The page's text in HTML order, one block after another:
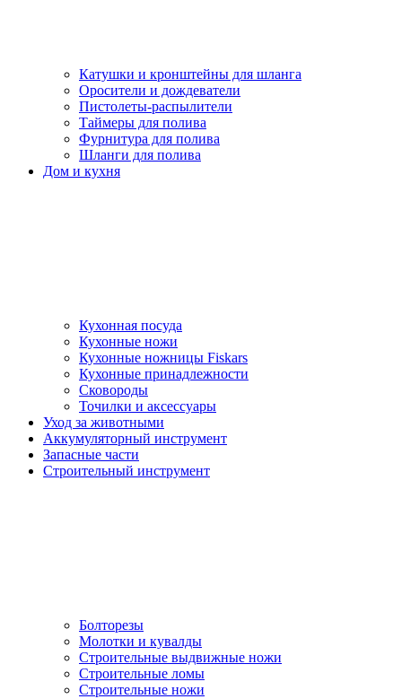
Катушки и кронштейны для шланга
Оросители и дождеватели
Пистолеты-распылители
Таймеры для полива
Фурнитура для полива
Шланги для полива
Дом и кухня
Кухонная посуда
Кухонные ножи
Кухонные ножницы Fiskars
Кухонные принадлежности
Сковороды
Точилки и аксессуары
Уход за животными
Аккумуляторный инструмент
Запасные части
Строительный инструмент
Болторезы
Молотки и кувалды
Строительные выдвижные ножи
Строительные ломы
Строительные ножи